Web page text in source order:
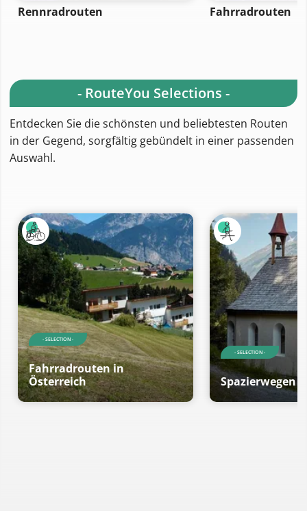
Rennradrouten Fahrradrouten
- RouteYou Selections -
Entdecken Sie die schönsten und beliebtesten Routen
in der Gegend, sorgfältig gebündelt in einer passenden
Auswahl.
- SELECTION -
Fahrradrouten in
Österreich
- SELECTION -
Spazierwegen